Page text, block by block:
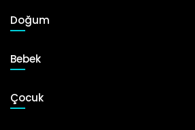
Doğum
Bebek
Çocuk